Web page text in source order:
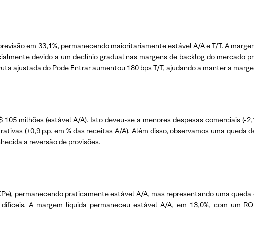
em 33,1%, permanecendo maioritariamente estável A/A e T/T. A
devido a um declínio gradual nas margens de backlog do mercado
ajustada do Pode Entrar aumentou 180 bps T/T, ajudando a manter a
105 milhões (estável A/A). Isto deveu-se a menores despesas comerciais (-
(+0,9 p.p. em % das receitas A/A). Além disso, observamos uma queda
a reversão de provisões.
permanecendo praticamente estável A/A, mas representando uma
A margem líquida permaneceu estável A/A, em 13,0%, com um